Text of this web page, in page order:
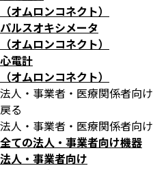
（オムロンコネクト）
パルスオキシメータ
（オムロンコネクト）
心電計
（オムロンコネクト）
法人・事業者・医療関係者向け
戻る
法人・事業者・医療関係者向け
全ての法人・事業者向け機器
法人・事業者向け